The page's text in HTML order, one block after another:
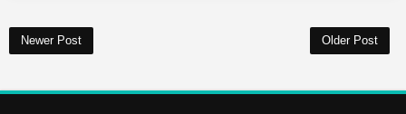
Newer Post Older Post